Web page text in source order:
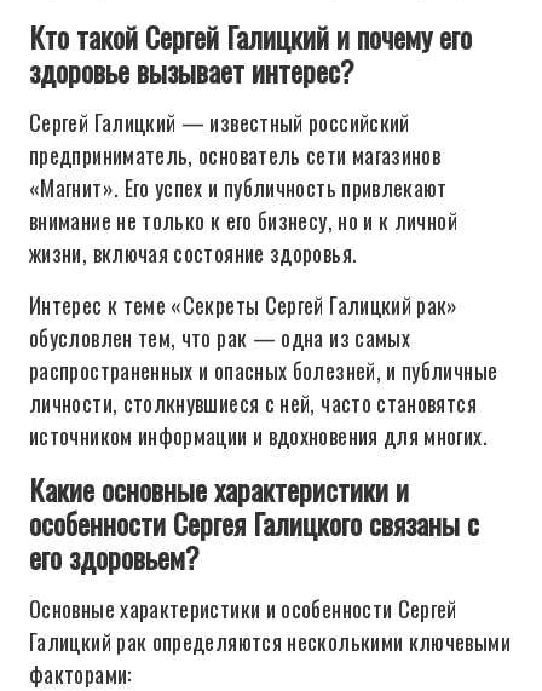
Кто такой Сергей Галицкий и почему его
здоровье вызывает интерес?
Сергей Галицкий — известный российский
предприниматель, основатель сети магазинов
«Магнит». Его успех и публичность привлекают
внимание не только к его бизнесу, но и к личной
жизни, включая состояние здоровья.
Интерес к теме «Секреты Сергей Галицкий рак»
обусловлен тем, что рак — одна из самых
распространенных и опасных болезней, и публичные
личности, столкнувшиеся с ней, часто становятся
источником информации и вдохновения для многих.
Какие основные характеристики и
особенности Сергея Галицкого связаны с
его здоровьем?
Основные характеристики и особенности Сергей
Галицкий рак определяются несколькими ключевыми
факторами: